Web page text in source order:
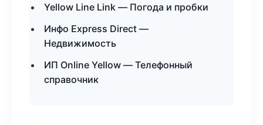
Yellow Line Link — Погода и пробки
Инфо Express Direct —
Недвижимость
ИП Online Yellow — Телефонный
справочник